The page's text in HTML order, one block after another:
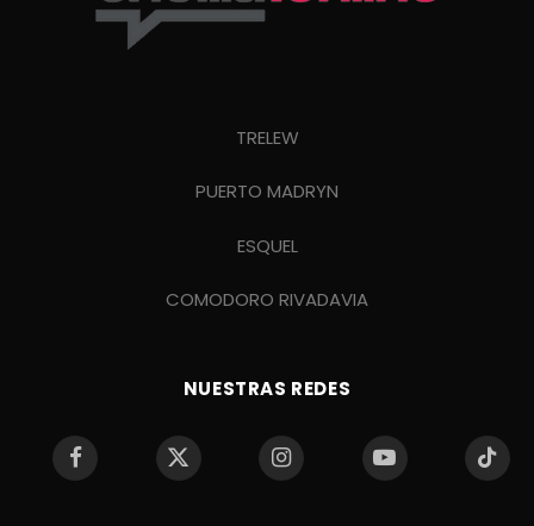
TRELEW
PUERTO MADRYN
ESQUEL
COMODORO RIVADAVIA
NUESTRAS REDES
Facebook
X
Instagram YouTube